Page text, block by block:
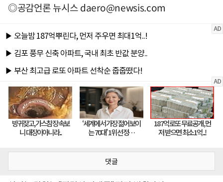
◎공감언론 뉴시스daero@newsis.com
댓글